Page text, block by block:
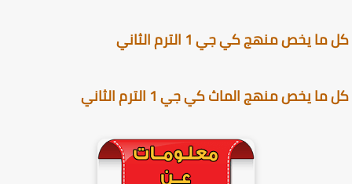
يخص منهج كي جي 1 الترم الثاني
يخص منهج الماث كي جي 1 الترم الثاني